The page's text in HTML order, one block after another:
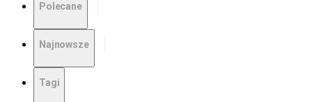
Polecane
Najnowsze
Tagi